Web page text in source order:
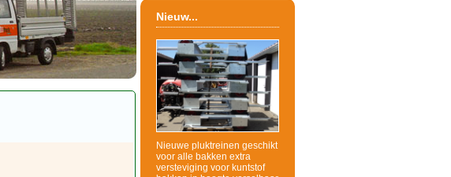
Nieuw...
Nieuwe pluktreinen geschikt
voor alle bakken extra
versteviging voor kuntstof